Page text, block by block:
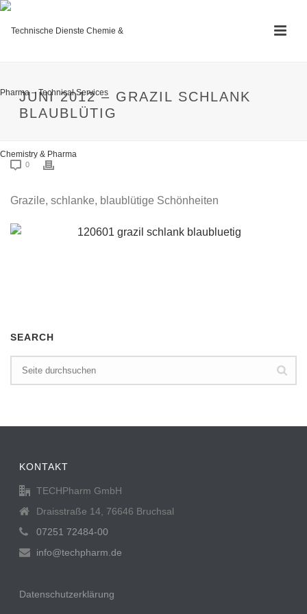
JUNI 2012 – GRAZIL SCHLANK
BLAUBLÜTIG
0
Grazile, schlanke, blaublütige Schönheiten
SEARCH
KONTAKT
TECHPharm GmbH
Draisstraße 14, 76646 Bruchsal
07251 72484-00
info@techpharm.de
Datenschutzerklärung